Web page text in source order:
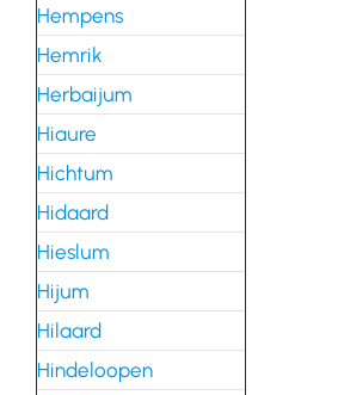
Hempens
Hemrik
Herbaijum
Hiaure
Hichtum
Hidaard
Hieslum
Hijum
Hilaard
Hindeloopen